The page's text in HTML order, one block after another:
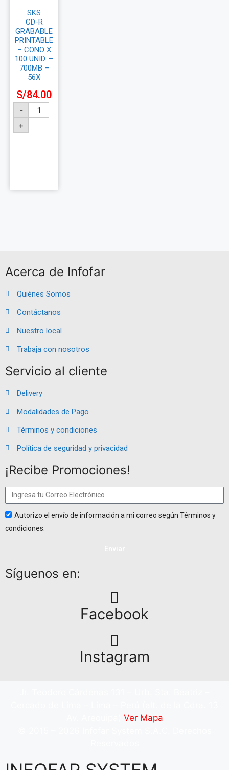
SKS
CD-R
GRABABLE
PRINTABLE
– CONO X
100 UNID. –
700MB –
56X
S/84.00
-
+
Acerca de Infofar
Quiénes Somos
Contáctanos
Nuestro local
Trabaja con nosotros
Servicio al cliente
Delivery
Modalidades de Pago
Términos y condiciones
Política de seguridad y privacidad
¡Recibe Promociones!
Autorizo el envío de información a mi correo según Términos y
condiciones.
Síguenos en:
Facebook
Instagram
Ver Mapa